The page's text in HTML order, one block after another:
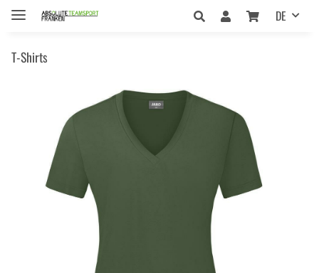
DE
T-Shirts